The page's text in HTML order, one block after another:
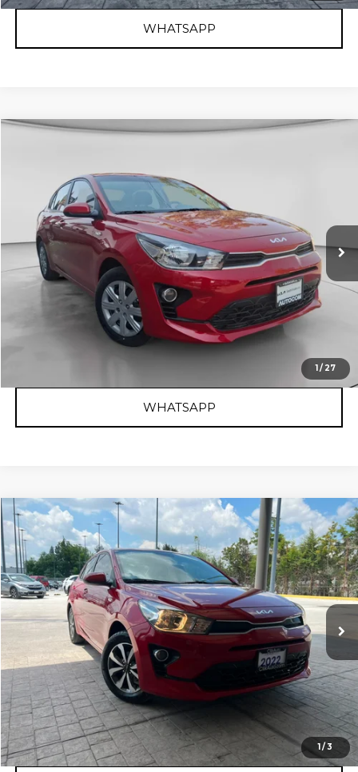
WHATSAPP
1 / 27
Valores:416657
Disponible 86,318 km Ext. Int.
Precio:
$231,400
RESERVAR AUTO
OBTÉN FINANCIAMIENTO
CLICK TO CALL
WHATSAPP
1 /3
2022KIA RIOLX TA
Clikauto Querétaro La Capilla
Valores:621185
Reservado 81,840 km Ext. Int.
Precio:
$259,600
LISTA DE ESPERA
BUSCA AUTOS SIMILARES
CLICK TO CALL
Comparar vehículo